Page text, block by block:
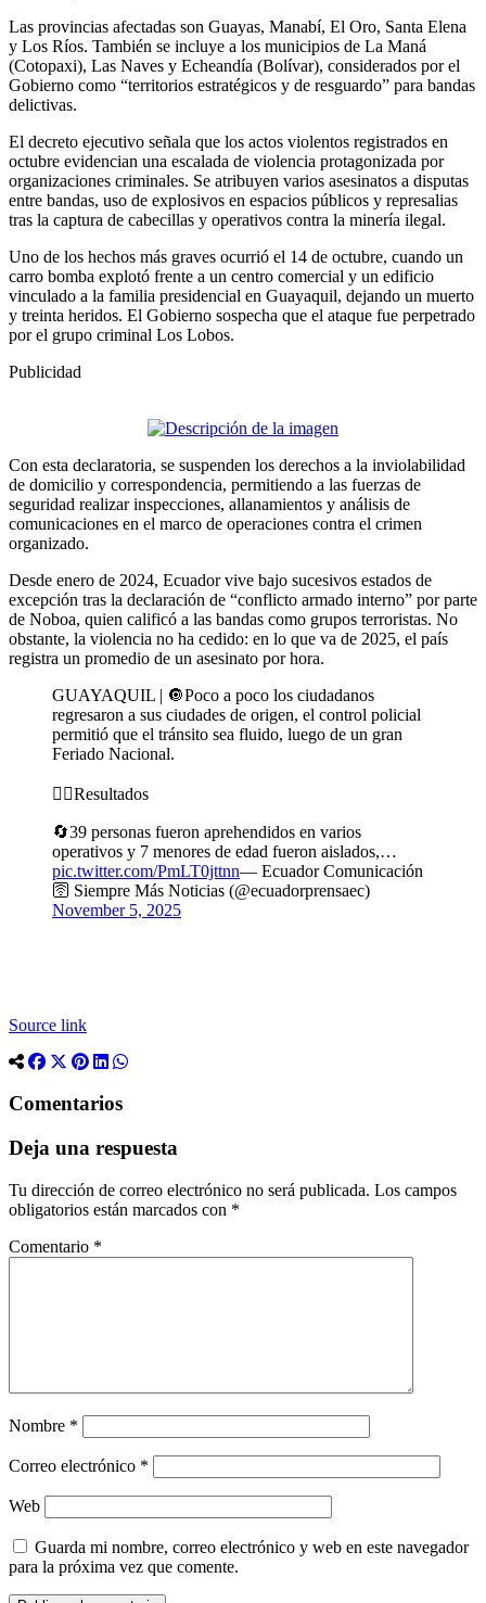
Las provincias afectadas son Guayas, Manabí, El Oro, Santa Elena
y Los Ríos. También se incluye a los municipios de La Maná
(Cotopaxi), Las Naves y Echeandía (Bolívar), considerados por el
Gobierno como “territorios estratégicos y de resguardo” para bandas
delictivas.
El decreto ejecutivo señala que los actos violentos registrados en
octubre evidencian una escalada de violencia protagonizada por
organizaciones criminales. Se atribuyen varios asesinatos a disputas
entre bandas, uso de explosivos en espacios públicos y represalias
tras la captura de cabecillas y operativos contra la minería ilegal.
Uno de los hechos más graves ocurrió el 14 de octubre, cuando un
carro bomba explotó frente a un centro comercial y un edificio
vinculado a la familia presidencial en Guayaquil, dejando un muerto
y treinta heridos. El Gobierno sospecha que el ataque fue perpetrado
por el grupo criminal Los Lobos.
Publicidad
Con esta declaratoria, se suspenden los derechos a la inviolabilidad
de domicilio y correspondencia, permitiendo a las fuerzas de
seguridad realizar inspecciones, allanamientos y análisis de
comunicaciones en el marco de operaciones contra el crimen
organizado.
Desde enero de 2024, Ecuador vive bajo sucesivos estados de
excepción tras la declaración de “conflicto armado interno” por parte
de Noboa, quien calificó a las bandas como grupos terroristas. No
obstante, la violencia no ha cedido: en lo que va de 2025, el país
registra un promedio de un asesinato por hora.
GUAYAQUIL | 🔘Poco a poco los ciudadanos
regresaron a sus ciudades de origen, el control policial
permitió que el tránsito sea fluido, luego de un gran
Feriado Nacional.
👮‍♀️Resultados
🔄39 personas fueron aprehendidos en varios
operativos y 7 menores de edad fueron aislados,…
pic.twitter.com/PmLT0jttnn— Ecuador Comunicación
🛜 Siempre Más Noticias (@ecuadorprensaec)
November 5, 2025
Source link
Comentarios
Deja una respuesta
Tu dirección de correo electrónico no será publicada. Los campos
obligatorios están marcados con *
Comentario *
Nombre *
Correo electrónico *
Web
Guarda mi nombre, correo electrónico y web en este navegador
para la próxima vez que comente.